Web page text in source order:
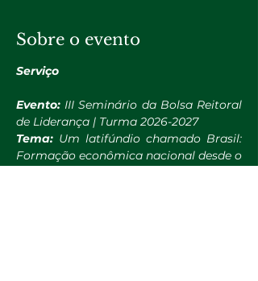
Sobre o evento
Serviço
Evento: III Seminário da Bolsa Reitoral
de Liderança | Turma 2026-2027
Tema: Um latifúndio chamado Brasil:
Formação econômica nacional desde o